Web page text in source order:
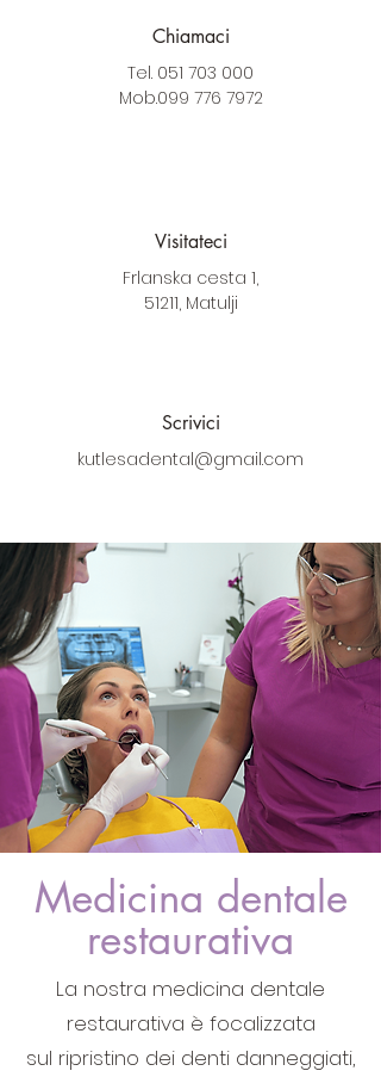
Chiamaci
​Tel. 051 703 000
​Mob.099 776 7972
Visitateci
Frlanska cesta 1,
51211, Matulji
Scrivici
kutlesadental@gmail.com
Medicina dentale
restaurativa
La nostra medicina dentale
restaurativa è focalizzata
sul ripristino dei denti danneggiati,